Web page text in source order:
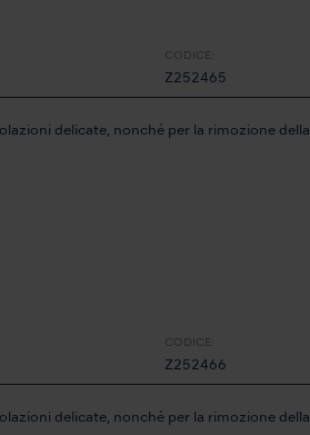
CODICE:
Z252465
delicate, nonché per la rimozione della
CODICE:
Z252466
delicate, nonché per la rimozione della